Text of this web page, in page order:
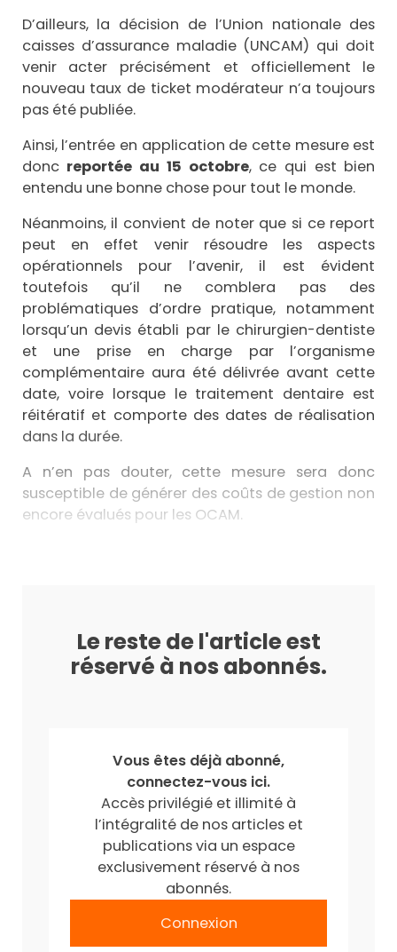
D’ailleurs, la décision de l’Union nationale des
caisses d’assurance maladie (UNCAM) qui doit
venir acter précisément et officiellement le
nouveau taux de ticket modérateur n’a toujours
pas été publiée.
Ainsi, l’entrée en application de cette mesure est
donc reportée au 15 octobre, ce qui est bien
entendu une bonne chose pour tout le monde.
Néanmoins, il convient de noter que si ce report
peut en effet venir résoudre les aspects
opérationnels pour l’avenir, il est évident
toutefois qu’il ne comblera pas des
problématiques d’ordre pratique, notamment
lorsqu’un devis établi par le chirurgien-dentiste
et une prise en charge par l’organisme
complémentaire aura été délivrée avant cette
date, voire lorsque le traitement dentaire est
réitératif et comporte des dates de réalisation
dans la durée.
A n’en pas douter, cette mesure sera donc
susceptible de générer des coûts de gestion non
encore évalués pour les OCAM.
Le reste de l'article est
réservé à nos abonnés.
Vous êtes déjà abonné,
connectez-vous ici.
Accès privilégié et illimité à
l’intégralité de nos articles et
publications via un espace
exclusivement réservé à nos
abonnés.
Connexion